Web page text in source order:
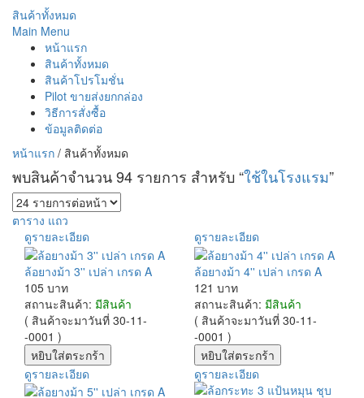
สินค้าทั้งหมด
Main Menu
หน้าแรก
สินค้าทั้งหมด
สินค้าโปรโมชั่น
Pilot ขายส่งยกกล่อง
วิธีการสั่งซื้อ
ข้อมูลติดต่อ
หน้าแรก / สินค้าทั้งหมด
พบสินค้าจำนวน 94 รายการ สำหรับ “ใช้ในโรงแรม”
ตาราง แถว
ดูรายละเอียด
ล้อยางม้า 3'' เปล่า เกรด A
105 บาท
สถานะสินค้า: มีสินค้า
( สินค้าจะมาวันที่ 30-11-
-0001 )
ดูรายละเอียด
ล้อยางม้า 4'' เปล่า เกรด A
121 บาท
สถานะสินค้า: มีสินค้า
( สินค้าจะมาวันที่ 30-11-
-0001 )
ดูรายละเอียด ดูรายละเอียด